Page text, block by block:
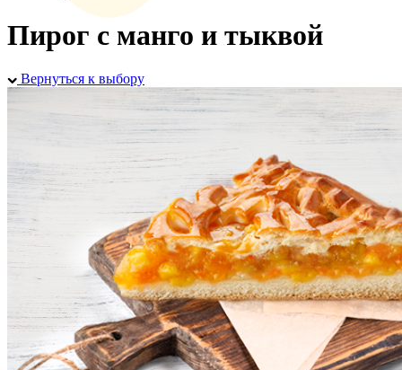
Пирог с манго и тыквой
Вернуться к выбору